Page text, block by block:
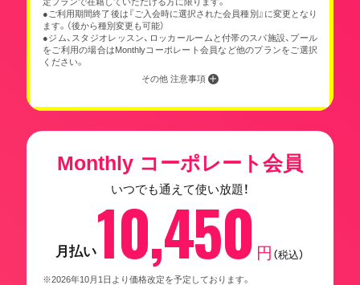
●ご利用期間終了後は『ご入会時に選択された会員種別』に変更となり
ます。（後から種別変更も可能）
●ジム、スタジオレッスン、ロッカールームと付帯のスパ施設、プール
をご利用の場合はMonthlyコーポレート会員など他のプランをご選択
ください。
その他 注意事項
Monthly コーポレート会員
いつでも通えて使い放題！
月払い10,450 円 （税込）
※2026年10月1日より価格改定を予定しております。